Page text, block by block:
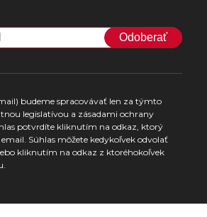
Odoberať
budeme spracovávať len za týmto
legislatívou a zásadami ochrany
potvrdíte kliknutím na odkaz, ktorý
Súhlas môžete kedykoľvek odvolať
kliknutím na odkaz z ktoréhokoľvek